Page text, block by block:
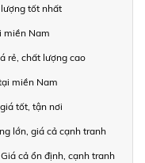
tốt nhất
miền Nam
rẻ, chất lượng cao
miền Nam
tốt, tận nơi
lớn, giá cả cạnh tranh
cả ổn định, cạnh tranh